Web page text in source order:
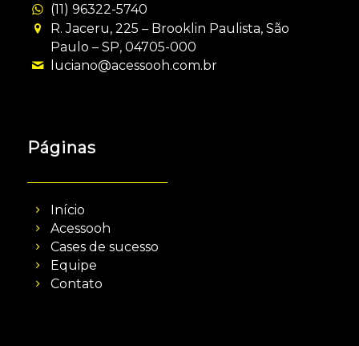
(11) 96322-5740
R. Jaceru, 225 – Brooklin Paulista, São
Paulo – SP, 04705-000
luciano@acessooh.com.br
Páginas
Início
Acessooh
Cases de sucesso
Equipe
Contato